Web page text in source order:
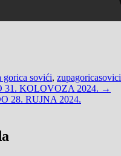
gorica sovići, zupagoricasovici
31. KOLOVOZA 2024. →
28. RUJNA 2024.